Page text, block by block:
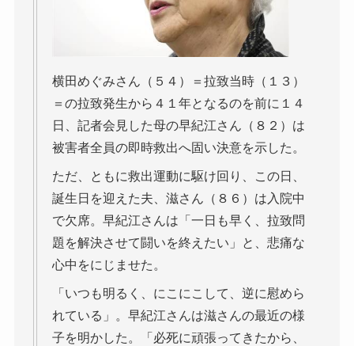
横田めぐみさん（５４）＝拉致当時（１３）
＝の拉致発生から４１年となるのを前に１４
日、記者会見した母の早紀江さん（８２）は
被害者全員の即時救出へ固い決意を示した。
ただ、ともに救出運動に駆け回り、この日、
誕生日を迎えた夫、滋さん（８６）は入院中
で欠席。早紀江さんは「一日も早く、拉致問
題を解決させて闘いを終えたい」と、悲痛な
心中をにじませた。
「いつも明るく、にこにこして、逆に慰めら
れている」。早紀江さんは滋さんの最近の様
子を明かした。「必死に頑張ってきたから、